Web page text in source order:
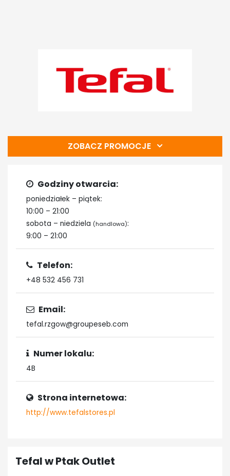
Tefal w Ptak Outlet
ZOBACZ PROMOCJE
Godziny otwarcia:
poniedziałek – piątek:
10:00 – 21:00
sobota – niedziela (handlowa):
9:00 – 21:00
Telefon:
+48 532 456 731
Email:
tefal.rzgow@groupeseb.com
Numer lokalu:
4B
Strona internetowa:
http://www.tefalstores.pl